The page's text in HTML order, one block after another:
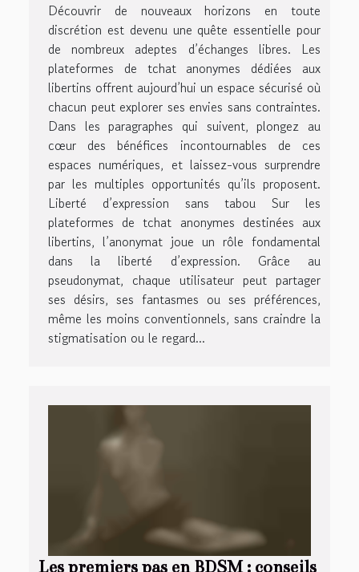
Découvrir de nouveaux horizons en toute
discrétion est devenu une quête essentielle pour
de nombreux adeptes d’échanges libres. Les
plateformes de tchat anonymes dédiées aux
libertins offrent aujourd’hui un espace sécurisé où
chacun peut explorer ses envies sans contraintes.
Dans les paragraphes qui suivent, plongez au
cœur des bénéfices incontournables de ces
espaces numériques, et laissez-vous surprendre
par les multiples opportunités qu’ils proposent.
Liberté d’expression sans tabou Sur les
plateformes de tchat anonymes destinées aux
libertins, l’anonymat joue un rôle fondamental
dans la liberté d’expression. Grâce au
pseudonymat, chaque utilisateur peut partager
ses désirs, ses fantasmes ou ses préférences,
même les moins conventionnels, sans craindre la
stigmatisation ou le regard...
Les premiers pas en BDSM : conseils